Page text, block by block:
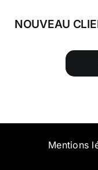
NOUVEAU
Mentions